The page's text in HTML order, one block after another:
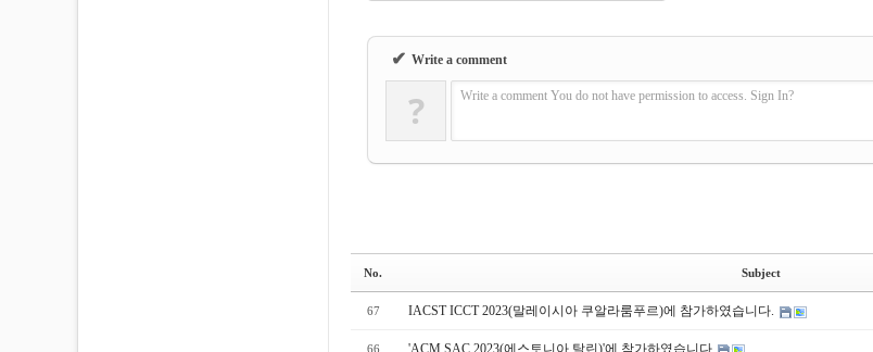
✔ Write a comment
? Write a comment You do not have permission to access. Sign In?
No. Subject
67 IACST ICCT 2023(말레이시아 쿠알라룸푸르)에 참가하였습니다.
66 'ACM SAC 2023(에스토니아 탈린)'에 참가하였습니다